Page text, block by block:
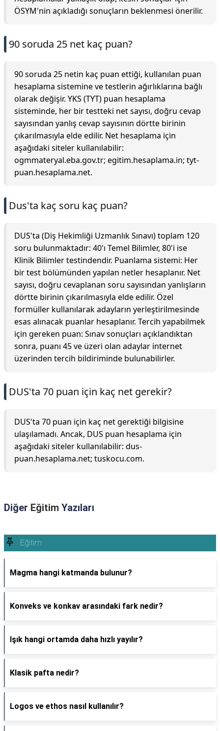
ÖSYM'nin açıkladığı sonuçların beklenmesi önerilir.
90 soruda 25 net kaç puan?
90 soruda 25 netin kaç puan ettiği, kullanılan puan
hesaplama sistemine ve testlerin ağırlıklarına bağlı
olarak değişir. YKS (TYT) puan hesaplama
sisteminde, her bir testteki net sayısı, doğru cevap
sayısından yanlış cevap sayısının dörtte birinin
çıkarılmasıyla elde edilir. Net hesaplama için
aşağıdaki siteler kullanılabilir:
ogmmateryal.eba.gov.tr; egitim.hesaplama.in; tyt-
puan.hesaplama.net.
Dus'ta kaç soru kaç puan?
DUS'ta (Diş Hekimliği Uzmanlık Sınavı) toplam 120
soru bulunmaktadır: 40'ı Temel Bilimler, 80'i ise
Klinik Bilimler testindendir. Puanlama sistemi: Her
bir test bölümünden yapılan netler hesaplanır. Net
sayısı, doğru cevaplanan soru sayısından yanlışların
dörtte birinin çıkarılmasıyla elde edilir. Özel
formüller kullanılarak adayların yerleştirilmesinde
esas alınacak puanlar hesaplanır. Tercih yapabilmek
için gereken puan: Sınav sonuçları açıklandıktan
sonra, puanı 45 ve üzeri olan adaylar internet
üzerinden tercih bildiriminde bulunabilirler.
DUS'ta 70 puan için kaç net gerekir?
DUS'ta 70 puan için kaç net gerektiği bilgisine
ulaşılamadı. Ancak, DUS puan hesaplama için
aşağıdaki siteler kullanılabilir: dus-
puan.hesaplama.net; tuskocu.com.
Diğer Eğitim Yazıları
Eğitim
Magma hangi katmanda bulunur?
Konveks ve konkav arasındaki fark nedir?
Işık hangi ortamda daha hızlı yayılır?
Klasik pafta nedir?
Logos ve ethos nasıl kullanılır?